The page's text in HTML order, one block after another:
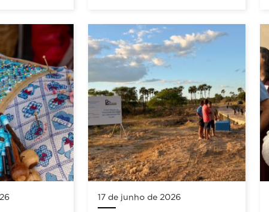
17 de junho de 2026